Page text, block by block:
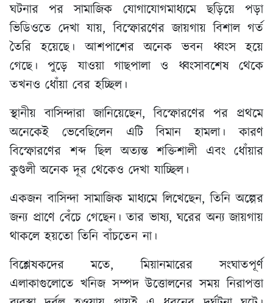
ঘটনার পর সামাজিক যোগাযোগমাধ্যমে ছড়িয়ে পড়া
ভিডিওতে দেখা যায়, বিস্ফোরণের জায়গায় বিশাল গর্ত
তৈরি হয়েছে। আশপাশের অনেক ভবন ধ্বংস হয়ে
গেছে। পুড়ে যাওয়া গাছপালা ও ধ্বংসাবশেষ থেকে
তখনও ধোঁয়া বের হচ্ছিল।
স্থানীয় বাসিন্দারা জানিয়েছেন, বিস্ফোরণের পর প্রথমে
অনেকেই ভেবেছিলেন এটি বিমান হামলা। কারণ
বিস্ফোরণের শব্দ ছিল অত্যন্ত শক্তিশালী এবং ধোঁয়ার
কুণ্ডলী অনেক দূর থেকেও দেখা যাচ্ছিল।
একজন বাসিন্দা সামাজিক মাধ্যমে লিখেছেন, তিনি অল্পের
জন্য প্রাণে বেঁচে গেছেন। তার ভাষ্য, ঘরের অন্য জায়গায়
থাকলে হয়তো তিনি বাঁচতেন না।
বিশ্লেষকদের মতে, মিয়ানমারের সংঘাতপূর্ণ
এলাকাগুলোতে খনিজ সম্পদ উত্তোলনের সময় নিরাপত্তা